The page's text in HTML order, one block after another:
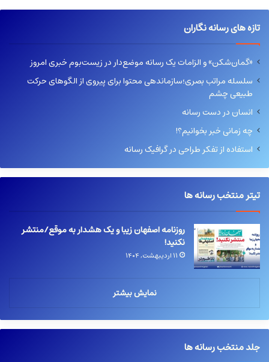
تازه های رسانه نگاران
«گمان‌شکن» و الزامات یک رسانه موضع‌دار در زیست‌بوم خبری امروز
سلسله مراتب بصری؛سازماندهی محتوا برای پیروی از الگوهای حرکت
طبیعی چشم
انسان در دست رسانه
چه زمانی خبر بخوانیم؟!
استفاده از تفکر طراحی در گرافیک رسانه
تیتر منتخب رسانه ها
روزنامه اصفهان زیبا و یک هشدار به موقع/منتشر
نکنید!
۱۱ اردیبهشت, ۱۴۰۴
نمایش بیشتر
جلد منتخب رسانه ها